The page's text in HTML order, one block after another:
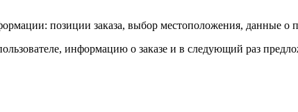
позиции заказа, выбор местоположения, данные
информацию о заказе и в следующий раз